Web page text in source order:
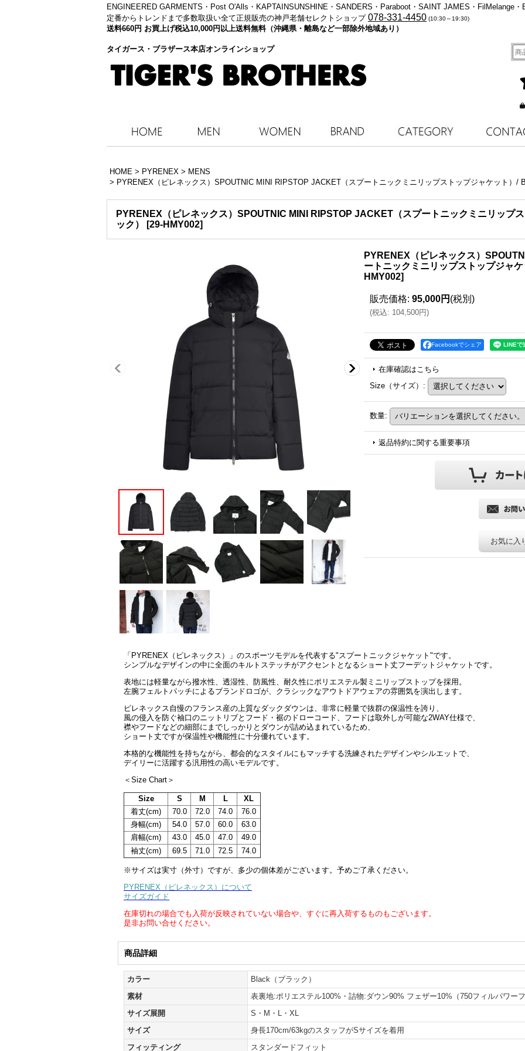
ENGINEERED GARMENTS・ Post O'Alls・KAPTAINSUNSHINE・SANDERS・Paraboot・SAINT JAMES・FilMelange・
定番からトレンドまで多数取扱い全て正規販売の神戸老舗セレクトショップ 078-331-4450 (10:30～19:30)
送料660円 お買上げ税込10,000円以上送料無料（沖縄県・離島など一部除外地域あり）
タイガース・ブラザース本店オンラインショップ
HOME > PYRENEX > MENS
> PYRENEX（ピレネックス）SPOUTNIC MINI RIPSTOP JACKET（スプートニックミニリップストップジャケット）/
PYRENEX（ピレネックス）SPOUTNIC MINI RIPSTOP JACKET（スプートニックミニリップ
ック）
[29-HMY002]
PYRENEX（ピレネックス）
ートニックミニリップストップジャ
HMY002]
販売価格: 95,000円 (税別)
(税込: 104,500円)
Facebookでシェア
在庫確認はこちら
Size（サイズ） :
数量:
返品特約に関する重要事項
お気に入
「PYRENEX（ピレネックス）」のスポーツモデルを代表する"スプートニックジャケット"です。
シンプルなデザインの中に全面のキルトステッチがアクセントとなるショート丈フーデットジャケットです。
表地には軽量ながら撥水性、透湿性、防風性、耐久性にポリエステル製ミニリップストップを採用。
左腕フェルトパッチによるブランドロゴが、クラシックなアウトドアウェアの雰囲気を演出します。
ピレネックス自慢のフランス産の上質なダックダウンは、非常に軽量で抜群の保温性を誇り、
風の侵入を防ぐ袖口のニットリブとフード・裾のドローコード、フードは取外しが可能な2WAY仕様で、
襟やフードなどの細部にまでしっかりとダウンが詰め込まれているため、
ショート丈ですが保温性や機能性に十分優れています。
本格的な機能性を持ちながら、都会的なスタイルにもマッチする洗練されたデザインやシルエットで、
デイリーに活躍する汎用性の高いモデルです。
＜Size Chart＞
Size S M L
XL
着丈(cm)
70.0 72.0 74.0
76.0
身幅(cm)
54.0 57.0 60.0
63.0
肩幅(cm)
43.0 45.0 47.0
49.0
袖丈(cm)
69.5 71.0 72.5 74.0
※サイズは実寸（外寸）ですが、多少の個体差がございます。予めご了承ください。
PYRENEX（ピレネックス）について
サイズガイド
在庫切れの場合でも入荷が反映されていない場合や、すぐに再入荷するものもございます。
是非お問い合せください。
商品詳細
カラー
Black（ブラック）
素材
表裏地:ポリエステル100%・詰物:ダウン90% フェザー10%（750フィルパワー
サイズ展開
S・M・L・XL
サイズ
身長170cm/63kgのスタッフがSサイズを着用
フィッティング
スタンダードフィット